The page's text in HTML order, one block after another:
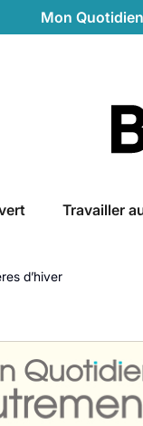
Mon
Travailler
d’hiver